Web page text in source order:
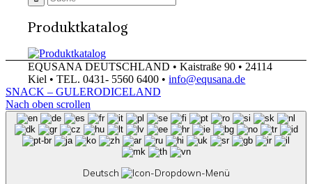
Produktkatalog
EQUSANA DEUTSCHLAND • Kaistraße 90 • 24114
Kiel • TEL. 0431- 5560 6400 •info@equsana.de
SNACK – GULERODICELAND
Nach oben scrollen
Deutsch